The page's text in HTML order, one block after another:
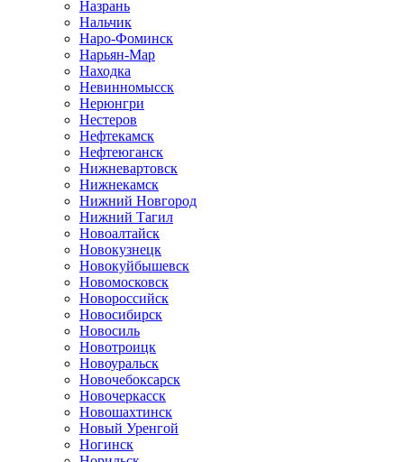
Назрань
Нальчик
Наро-Фоминск
Нарьян-Мар
Находка
Невинномысск
Нерюнгри
Нестеров
Нефтекамск
Нефтеюганск
Нижневартовск
Нижнекамск
Нижний Новгород
Нижний Тагил
Новоалтайск
Новокузнецк
Новокуйбышевск
Новомосковск
Новороссийск
Новосибирск
Новосиль
Новотроицк
Новоуральск
Новочебоксарск
Новочеркасск
Новошахтинск
Новый Уренгой
Ногинск